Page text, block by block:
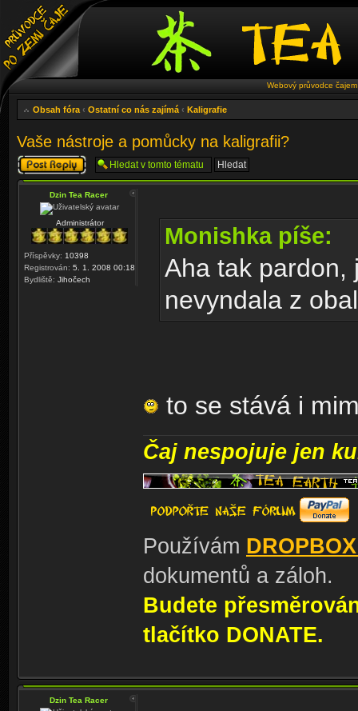
Webový průvodce
Obsah fóra ‹ Ostatní co nás zajímá ‹ Kaligrafie
Vaše nástroje a pomůcky na kaligrafii?
Odeslat odpověď
Dzin Tea Racer
Administrátor
Příspěvky: 10398
Registrován: 5. 1. 2008 00:18
Bydliště: Jihočech
Monishka píše:
Aha tak pardon,
nevyndala z
to se stává i
Čaj nespojuje jen
Používám
dokumentů a záloh.
Budete
tlačítko DONATE.
Dzin Tea Racer